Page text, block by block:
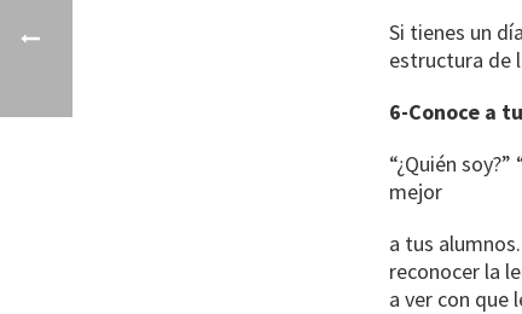
Si tienes un
estructura de
6-Conoce a
“¿Quién
mejor
a tus
reconocer la
a ver con que